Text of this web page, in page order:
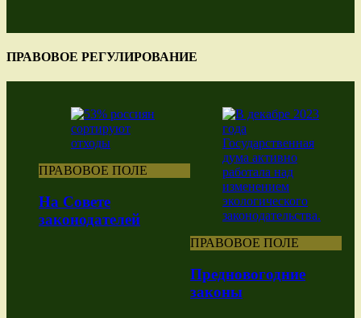
ПРАВОВОЕ РЕГУЛИРОВАНИЕ
ПРАВОВОЕ ПОЛЕ
На Совете
законодателей
ПРАВОВОЕ ПОЛЕ
Предновогодние
законы